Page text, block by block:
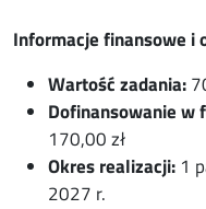
Informacje finansowe i
Wartość zadania:
Dofinansowanie w
170,00 zł
Okres realizacji: 1
2027 r.